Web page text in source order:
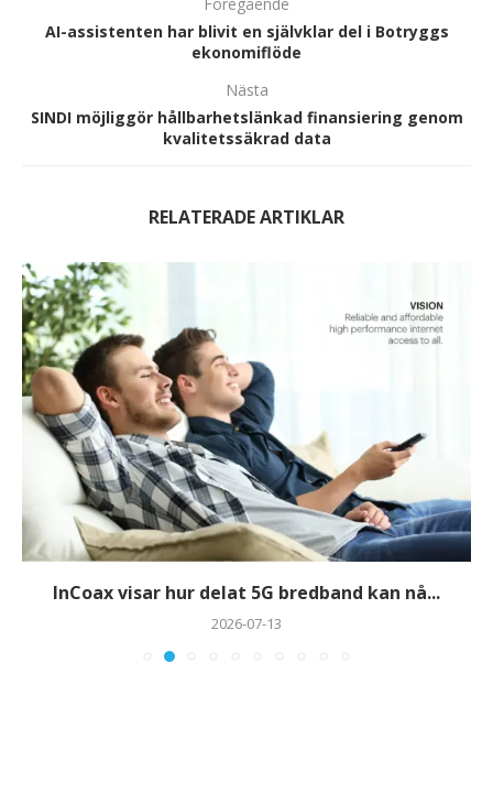
Föregående
AI-assistenten har blivit en självklar del i Botryggs
ekonomiflöde
Nästa
SINDI möjliggör hållbarhetslänkad finansiering genom
kvalitetssäkrad data
RELATERADE ARTIKLAR
InCoax visar hur delat 5G bredband kan nå...
2026-07-13